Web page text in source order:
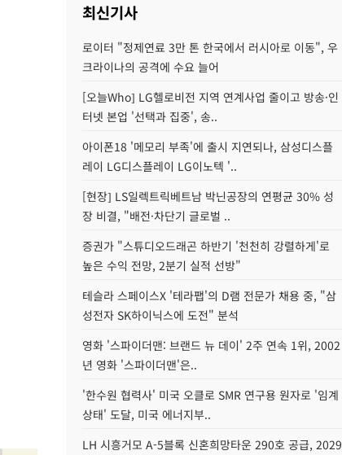
최신기사
로이터 "정제연료 3만 톤 한국에서 러시아로 이동", 우
크라이나의 공격에 수요 늘어
[오늘Who] LG헬로비전 지역 연계사업 줄이고 방송·인
터넷 본업 '선택과 집중', 송..
아이폰18 '메모리 부족'에 출시 지연되나, 삼성디스플
레이 LG디스플레이 LG이노텍 '..
[현장] LS일렉트릭베트남 박닌공장의 연평균 30% 성
장 비결, "배전·차단기 글로벌 ..
증권가 "스튜디오드래곤 하반기 '천천히 강렬하게'로
높은 수익 전망, 2분기 실적 선방"
테슬라 스페이스X '테라팹'의 D램 전문가 채용 중, "삼
성전자 SK하이닉스에 도전" 분석
영화 '스파이더맨: 브랜드 뉴 데이' 2주 연속 1위, 2002
년 영화 '스파이더맨'은..
'한수원 협력사' 미국 오클로 SMR 연구용 원자로 '임계
상태' 도달, 미국 에너지부..
LH 시흥거모 A-5블록 신혼희망타운 290호 공급, 2029